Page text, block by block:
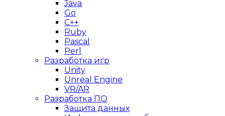
Java
Go
C++
Ruby
Pascal
Perl
Разработка игр
Unity
Unreal Engine
VR/AR
Разработка ПО
Защита данных